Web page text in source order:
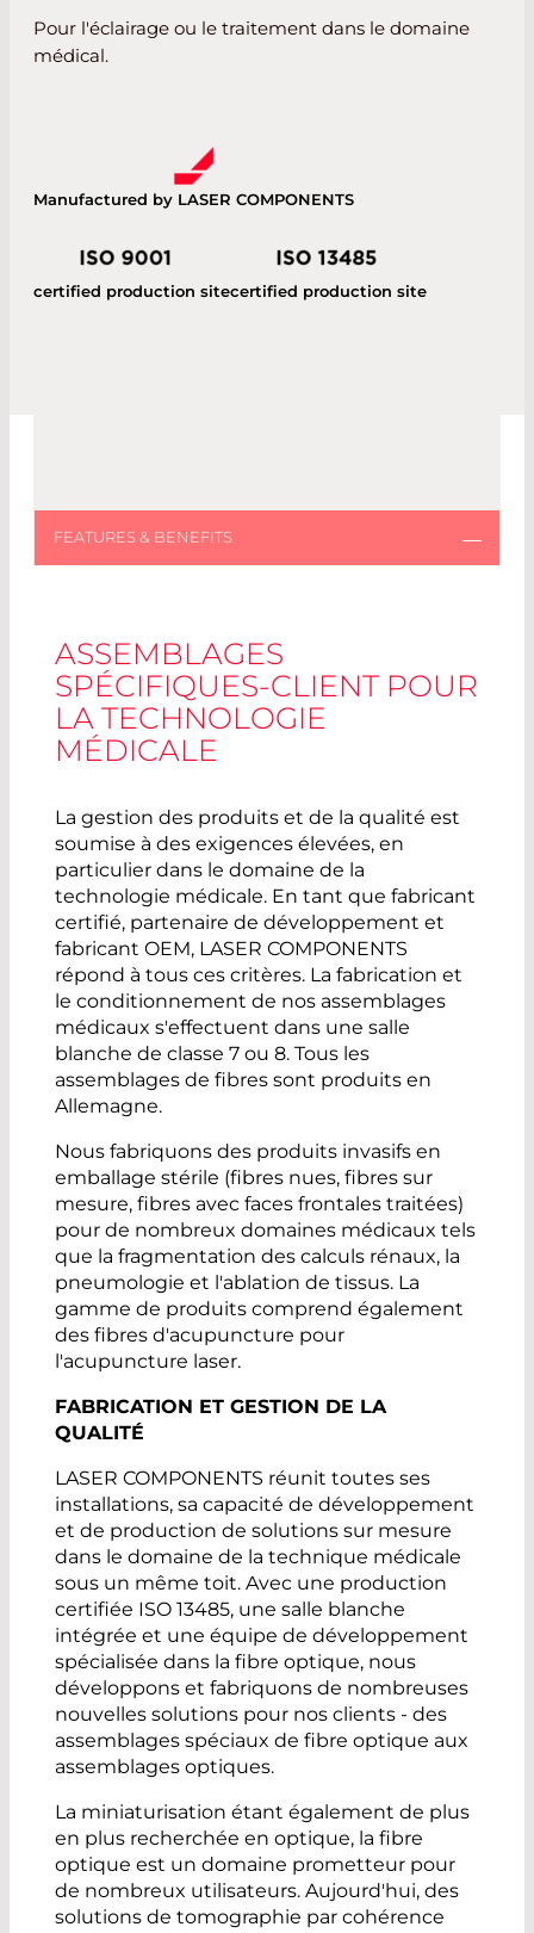
Manufactured by LASER COMPONENTS
certified production sitecertified production site
Pour l'éclairage ou le traitement dans le domaine
médical.
ASSEMBLAGES
SPÉCIFIQUES-CLIENT POUR
LA TECHNOLOGIE
MÉDICALE
La gestion des produits et de la qualité est
soumise à des exigences élevées, en
particulier dans le domaine de la
technologie médicale. En tant que fabricant
certifié, partenaire de développement et
fabricant OEM, LASER COMPONENTS
répond à tous ces critères. La fabrication et
le conditionnement de nos assemblages
médicaux s'effectuent dans une salle
blanche de classe 7 ou 8. Tous les
assemblages de fibres sont produits en
Allemagne.
Nous fabriquons des produits invasifs en
emballage stérile (fibres nues, fibres sur
mesure, fibres avec faces frontales traitées)
pour de nombreux domaines médicaux tels
que la fragmentation des calculs rénaux, la
pneumologie et l'ablation de tissus. La
gamme de produits comprend également
des fibres d'acupuncture pour
l'acupuncture laser.
FABRICATION ET GESTION DE LA
QUALITÉ
LASER COMPONENTS réunit toutes ses
installations, sa capacité de développement
et de production de solutions sur mesure
dans le domaine de la technique médicale
sous un même toit. Avec une production
certifiée ISO 13485, une salle blanche
intégrée et une équipe de développement
spécialisée dans la fibre optique, nous
développons et fabriquons de nombreuses
nouvelles solutions pour nos clients - des
assemblages spéciaux de fibre optique aux
assemblages optiques.
La miniaturisation étant également de plus
en plus recherchée en optique, la fibre
optique est un domaine prometteur pour
de nombreux utilisateurs. Aujourd'hui, des
solutions de tomographie par cohérence